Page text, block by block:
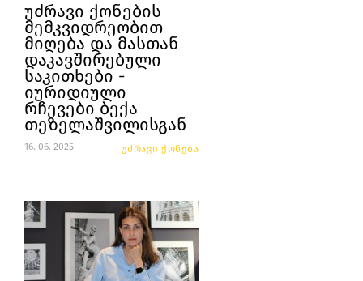
უძრავი ქონების
მემკვიდრეობით
მიღება და მასთან
დაკავშირებული
საკითხები -
იურიდიული
რჩევები ბექა
თეზელაშვილისგან
16. 06. 2025 უძრავი ქონება